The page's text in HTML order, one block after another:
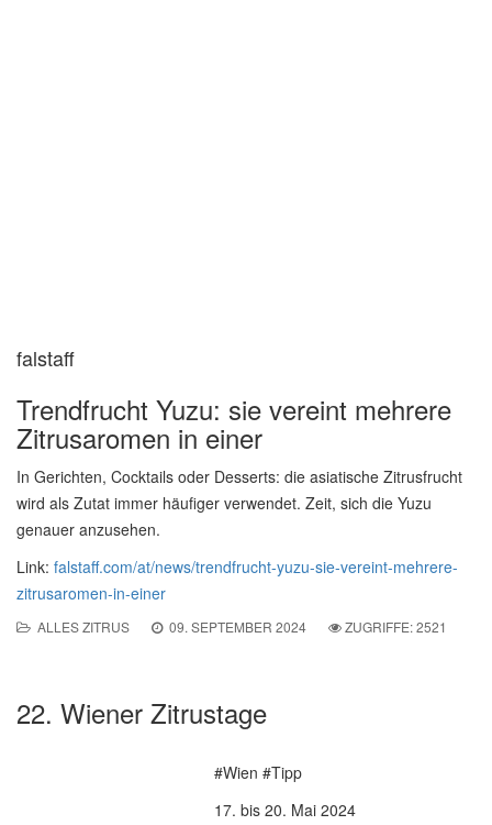
falstaff
Trendfrucht Yuzu: sie vereint mehrere
Zitrusaromen in einer
In Gerichten, Cocktails oder Desserts: die asiatische Zitrusfrucht
wird als Zutat immer häufiger verwendet. Zeit, sich die Yuzu
genauer anzusehen.
Link: falstaff.com/at/news/trendfrucht-yuzu-sie-vereint-mehrere-
zitrusaromen-in-einer
ALLES ZITRUS 09. SEPTEMBER 2024 ZUGRIFFE: 2521
22. Wiener Zitrustage
#Wien #Tipp
17. bis 20. Mai 2024